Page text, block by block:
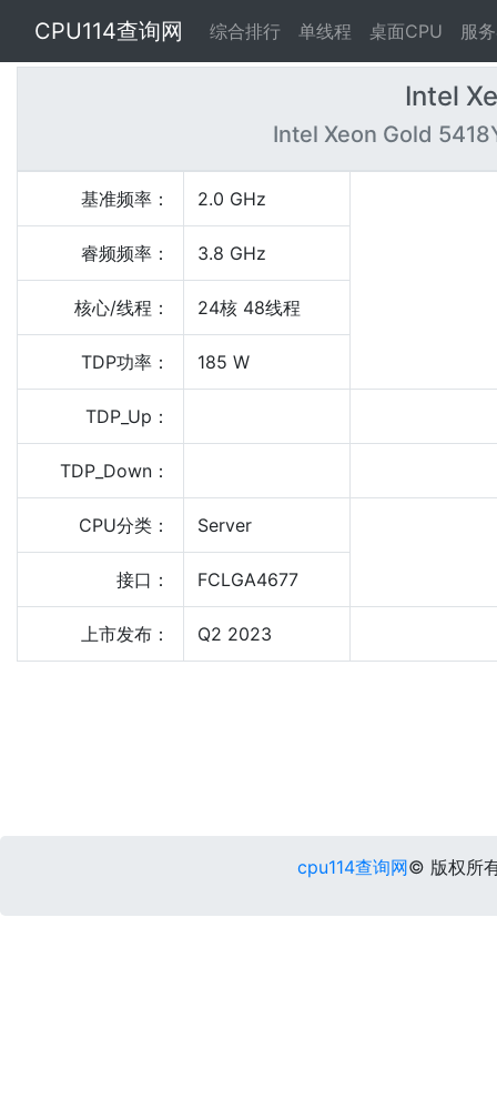
CPU114查询网 综合排行 单线程 桌面CPU 服
Intel
Intel Xeon Gold
基准频率： 2.0 GHz
睿频频率： 3.8 GHz
核心/线程： 24核 48线程
TDP功率： 185 W
TDP_Up：
TDP_Down：
CPU分类： Server
接口： FCLGA4677
上市发布： Q2 2023
cpu114查询网© 版权所